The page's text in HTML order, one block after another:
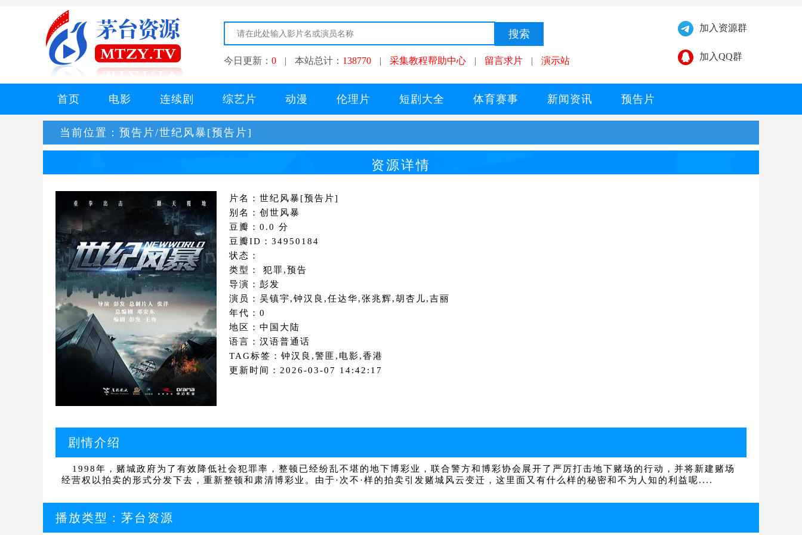
今日更新： 0 | 本站总计： 138770 | 采集教程帮助中心 | 留言求片 | 演示站
加入资源群
加入QQ群
首页 电影 连续剧 综艺片 动漫 伦理片 短剧大全 体育赛事 新闻资讯 预告片
当前位置： 预告片/世纪风暴[预告片]
资源详情
片名：世纪风暴[预告片]
别名：创世风暴
豆瓣：0.0 分
豆瓣ID：34950184
状态：
类型： 犯罪,预告
导演：彭发
演员：吴镇宇,钟汉良,任达华,张兆辉,胡杏儿,吉丽
年代：0
地区：中国大陆
语言：汉语普通话
TAG标签：钟汉良,警匪,电影,香港
更新时间：2026-03-07 14:42:17
剧情介绍
1998年，赌城政府为了有效降低社会犯罪率，整顿已经纷乱不堪的地下博彩业，联合警方和博彩协会展开了严厉打击地下赌场的行动，并将新建赌场
经营权以拍卖的形式分发下去，重新整顿和肃清博彩业。由于·次不·样的拍卖引发赌城风云变迁，这里面又有什么样的秘密和不为人知的利益呢....
播放类型： 茅台资源